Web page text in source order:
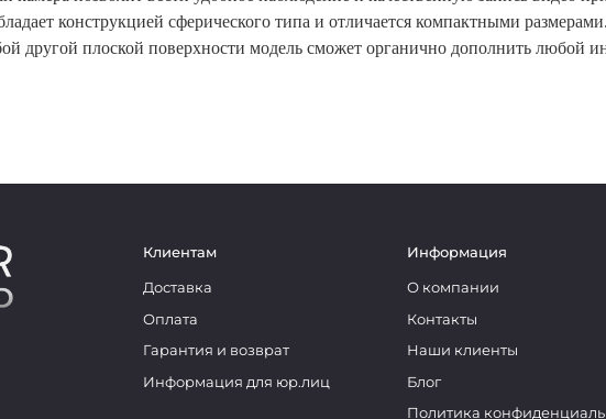
конструкцией сферического типа и отличается компактными
другой плоской поверхности модель сможет органично дополнить любой
Клиентам
Доставка
Оплата
Гарантия и возврат
Информация для юр.лиц
Информация
О компании
Контакты
Наши клиенты
Блог
Политика